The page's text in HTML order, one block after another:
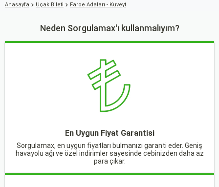
Anasayfa Uçak Bileti Faroe Adaları - Kuveyt
Neden Sorgulamax'ı kullanmalıyım?
En Uygun Fiyat Garantisi
Sorgulamax, en uygun fiyatları bulmanızı garanti eder. Geniş
havayolu ağı ve özel indirimler sayesinde cebinizden daha az
para çıkar.